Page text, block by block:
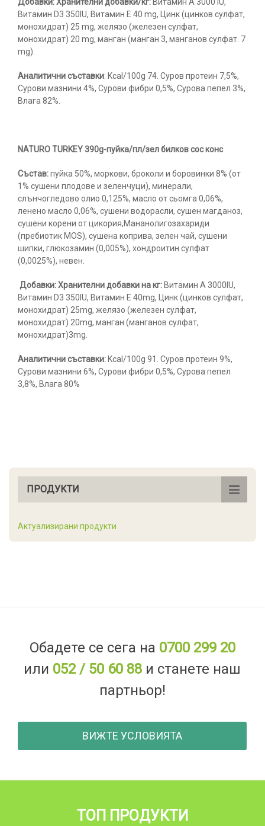
Витамин D3 350IU, Витамин Е 40 mg, Цинк (цинков сулфат,
монохидрат) 25 mg, желязо (железен сулфат,
монохидрат) 20 mg, манган (манган 3, манганов сулфат. 7
mg).
Аналитични съставки: Kcal/100g 74. Суров протеин 7,5%,
Сурови мазнини 4%, Сурови фибри 0,5%, Сурова пепел 3%,
Влага 82%.
NATURO TURKEY 390g-пуйка/пл/зел билков сос конс
Състав:пуйка 50%, моркови, броколи и боровинки 8% (от
1% сушени плодове и зеленчуци), минерали,
слънчогледово олио 0,125%, масло от сьомга 0,06%,
ленено масло 0,06%, сушени водорасли, сушен магданоз,
сушени корени от цикория,Мананолигозахариди
(пребиотик MOS), сушена коприва, зелен чай, сушени
шипки, глюкозамин (0,005%), хондроитин сулфат
(0,0025%), невен.
Добавки: Хранителни добавки на кг: Витамин А 3000IU,
Витамин D3 350IU, Витамин Е 40mg, Цинк (цинков сулфат,
монохидрат) 25mg, желязо (железен сулфат,
монохидрат) 20mg, манган (манганов сулфат,
монохидрат)3mg.
Аналитични съставки: Kcal/100g 91. Суров протеин 9%,
Сурови мазнини 6%, Сурови фибри 0,5%, Сурова пепел
3,8%, Влага 80%
ПРОДУКТИ
Актуализирани продукти
Обадете се сега на 0700 299 20
или 052 / 50 60 88 и станете наш
партньор!
ВИЖТЕ УСЛОВИЯТА
ТОП ПРОДУКТИ